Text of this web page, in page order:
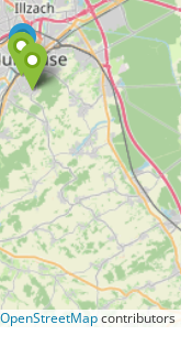
OpenStreetMapcontributors